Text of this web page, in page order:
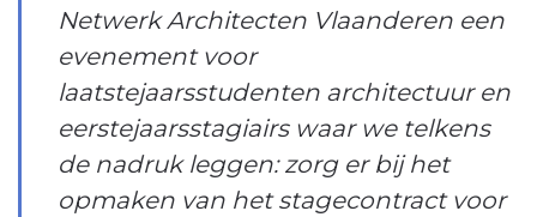
Netwerk Architecten Vlaanderen een
evenement voor
laatstejaarsstudenten architectuur en
eerstejaarsstagiairs waar we telkens
de nadruk leggen: zorg er bij het
opmaken van het stagecontract voor